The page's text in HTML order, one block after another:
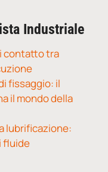
Industriale
contatto tra
fissaggio: il
il mondo della
lubrificazione:
fluide